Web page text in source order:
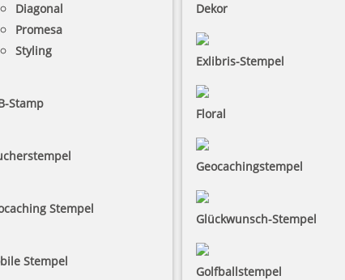
Diagonal
Promesa
Styling
Stamp
Stempel
Stempel
Dekor
Exlibris-Stempel
Floral
Geocachingstempel
Glückwunsch-Stempel
Golfballstempel